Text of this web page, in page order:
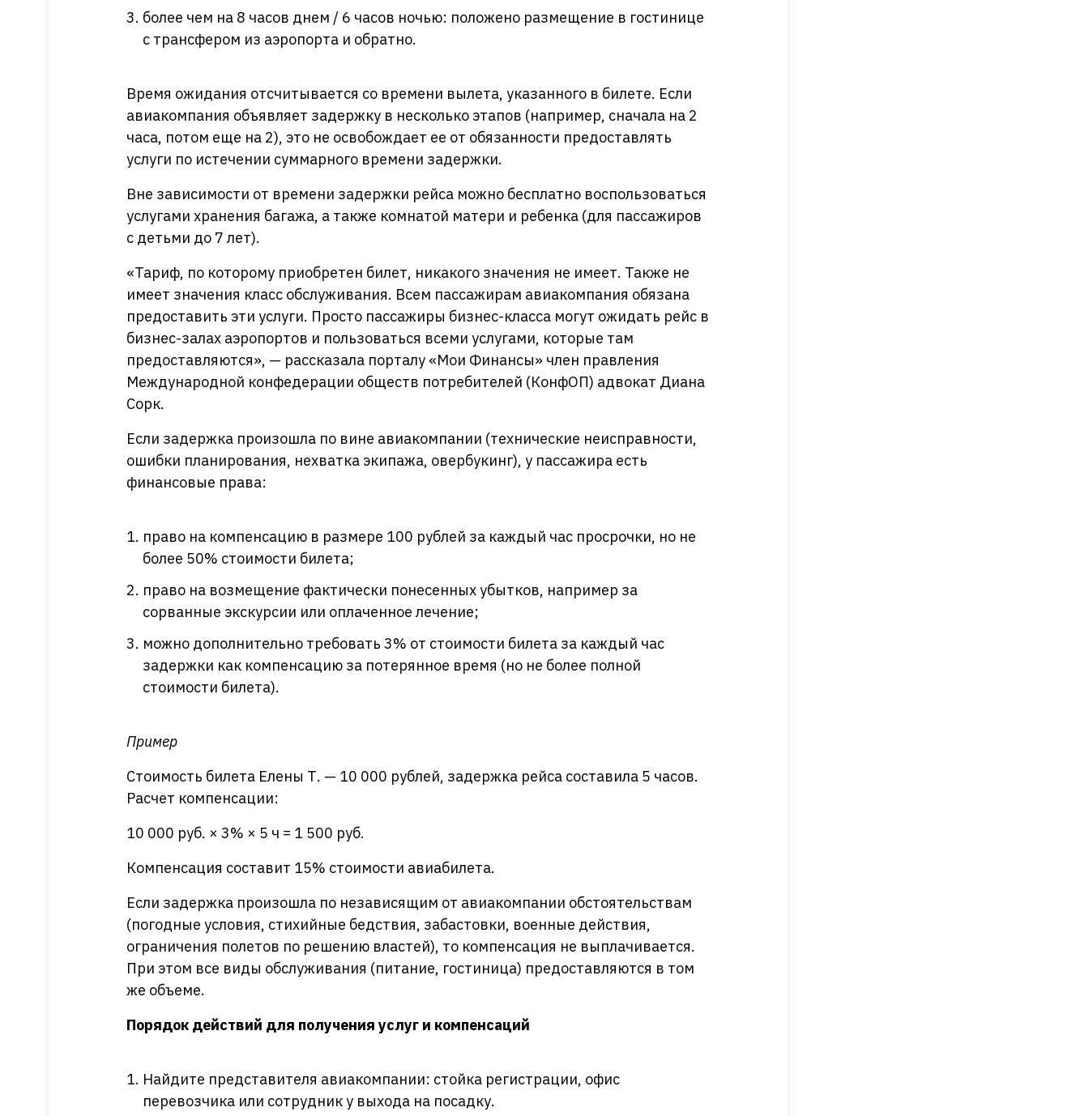
более чем на 8 часов днем / 6 часов ночью: положено размещение в гостинице
с трансфером из аэропорта и обратно.
Время ожидания отсчитывается со времени вылета, указанного в билете. Если
авиакомпания объявляет задержку в несколько этапов (например, сначала на 2
часа, потом еще на 2), это не освобождает ее от обязанности предоставлять
услуги по истечении суммарного времени задержки.
Вне зависимости от времени задержки рейса можно бесплатно воспользоваться
услугами хранения багажа, а также комнатой матери и ребенка (для пассажиров
с детьми до 7 лет).
«Тариф, по которому приобретен билет, никакого значения не имеет. Также не
имеет значения класс обслуживания. Всем пассажирам авиакомпания обязана
предоставить эти услуги. Просто пассажиры бизнес-класса могут ожидать рейс в
бизнес-залах аэропортов и пользоваться всеми услугами, которые там
предоставляются», — рассказала порталу «Мои Финансы» член правления
Международной конфедерации обществ потребителей (КонфОП) адвокат Диана
Сорк.
Если задержка произошла по вине авиакомпании (технические неисправности,
ошибки планирования, нехватка экипажа, овербукинг), у пассажира есть
финансовые права:
право на компенсацию в размере 100 рублей за каждый час просрочки, но не
более 50% стоимости билета;
право на возмещение фактически понесенных убытков, например за
сорванные экскурсии или оплаченное лечение;
можно дополнительно требовать 3% от стоимости билета за каждый час
задержки как компенсацию за потерянное время (но не более полной
стоимости билета).
Пример
Стоимость билета Елены Т. — 10 000 рублей, задержка рейса составила 5 часов.
Расчет компенсации:
10 000 руб. × 3% × 5 ч = 1 500 руб.
Компенсация составит 15% стоимости авиабилета.
Если задержка произошла по независящим от авиакомпании обстоятельствам
(погодные условия, стихийные бедствия, забастовки, военные действия,
ограничения полетов по решению властей), то компенсация не выплачивается.
При этом все виды обслуживания (питание, гостиница) предоставляются в том
же объеме.
Порядок действий для получения услуг и компенсаций
Найдите представителя авиакомпании: стойка регистрации, офис
перевозчика или сотрудник у выхода на посадку.